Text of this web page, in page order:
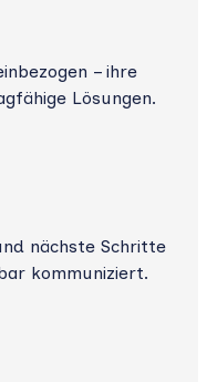
– ihre
Lösungen.
nächste Schritte
kommuniziert.